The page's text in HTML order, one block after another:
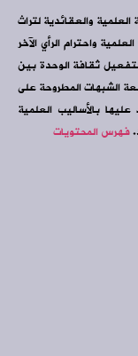
والعقائدية لتراث
واحترام الرأي الآخر
لتفعيل ثقافة الوحدة بين
الشبهات المطروحة على
بالأساليب العلمية
فهرس المحتويات